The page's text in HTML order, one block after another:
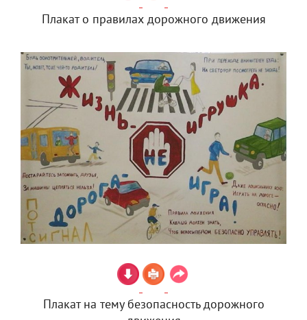
Плакат о правилах дорожного движения
Плакат на тему безопасность дорожного